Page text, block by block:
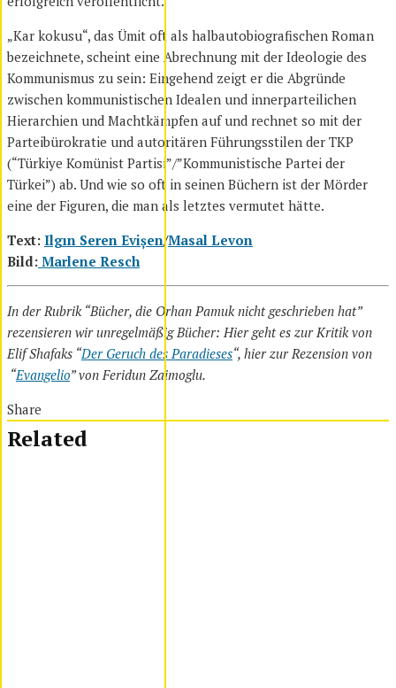
„Kar kokusu“, das Ümit oft als halbautobiografischen Roman
bezeichnete, scheint eine Abrechnung mit der Ideologie des
Kommunismus zu sein: Eingehend zeigt er die Abgründe
zwischen kommunistischen Idealen und innerparteilichen
Hierarchien und Machtkämpfen auf und rechnet so mit der
Parteibürokratie und autoritären Führungsstilen der TKP
(“Türkiye Komünist Partisi”/”Kommunistische Partei der
Türkei”) ab. Und wie so oft in seinen Büchern ist der Mörder
eine der Figuren, die man als letztes vermutet hätte.
Text: Ilgın Seren Evișen/Masal Levon
Bild: Marlene Resch
In der Rubrik “Bücher, die Orhan Pamuk nicht geschrieben hat”
rezensieren wir unregelmäßig Bücher: Hier geht es zur Kritik von
Elif Shafaks “Der Geruch des Paradieses“, hier zur Rezension von
“Evangelio” von Feridun Zaimoglu.
Share
Related